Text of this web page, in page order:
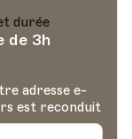
durée
de 3h
adresse e-
est reconduit